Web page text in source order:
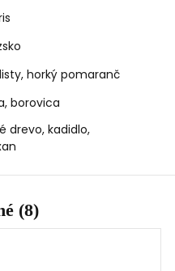
horký pomaranč
borovica
drevo, kadidlo,
(8)